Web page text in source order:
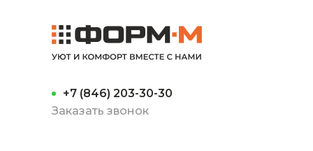
+7 (846) 203-30-30
Заказать звонок